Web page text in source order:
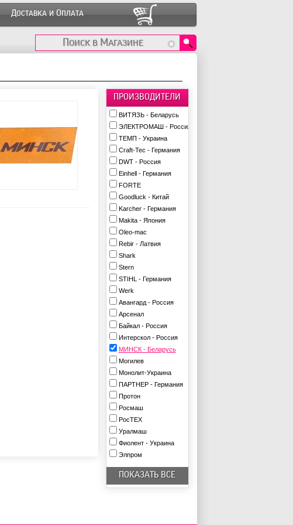
Доставка и Оплата
ПРОИЗВОДИТЕЛИ
ВИТЯЗЬ - Беларусь
ЭЛЕКТРОМАШ - Россия
ТЕМП - Украина
Craft-Tec - Германия
DWT - Россия
Einhell - Германия
FORTE
Goodluck - Китай
Karcher - Германия
Makita - Япония
Oleo-mac
Rebir - Латвия
Shark
Stern
STIHL - Германия
Werk
Авангард - Россия
Арсенал
Байкал - Россия
Интерскол - Россия
МИНСК - Беларусь
Могилев
Монолит-Украина
ПАРТНЕР - Германия
Протон
Росмаш
РосТЕХ
Уралмаш
Фиолент - Украина
Элпром
ПОКАЗАТЬ ВСЕ